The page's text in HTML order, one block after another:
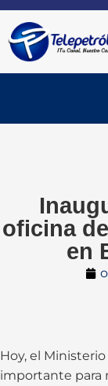
oficina
en
Hoy, el
importante para